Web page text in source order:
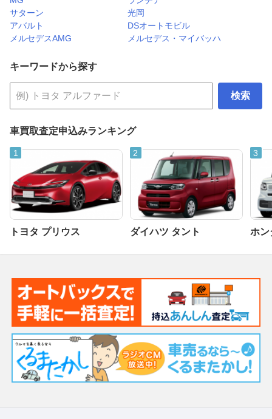
サターン
光岡
アバルト
DSオートモビル
メルセデスAMG
メルセデス・マイバッハ
キーワードから探す
検索
車買取査定申込みランキング
トヨタ プリウス ダイハツ タント ホン